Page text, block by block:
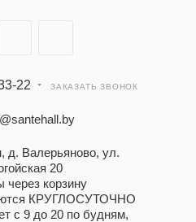
22 ЗАКАЗАТЬ ЗВОНОК
д. Валерьяново, ул.
20
через корзину
КРУГЛОСУТОЧНО
с 9 до 20 по будням,